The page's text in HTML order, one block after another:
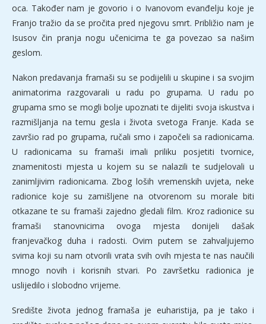
oca. Također nam je govorio i o Ivanovom evanđelju koje je
Franjo tražio da se pročita pred njegovu smrt. Približio nam je
Isusov čin pranja nogu učenicima te ga povezao sa našim
geslom.
Nakon predavanja framaši su se podijelili u skupine i sa svojim
animatorima razgovarali u radu po grupama. U radu po
grupama smo se mogli bolje upoznati te dijeliti svoja iskustva i
razmišljanja na temu gesla i života svetoga Franje. Kada se
završio rad po grupama, ručali smo i započeli sa radionicama.
U radionicama su framaši imali priliku posjetiti tvornice,
znamenitosti mjesta u kojem su se nalazili te sudjelovali u
zanimljivim radionicama. Zbog loših vremenskih uvjeta, neke
radionice koje su zamišljene na otvorenom su morale biti
otkazane te su framaši zajedno gledali film. Kroz radionice su
framaši stanovnicima ovoga mjesta donijeli dašak
franjevačkog duha i radosti. Ovim putem se zahvaljujemo
svima koji su nam otvorili vrata svih ovih mjesta te nas naučili
mnogo novih i korisnih stvari. Po završetku radionica je
uslijedilo i slobodno vrijeme.
Središte života jednog framaša je euharistija, pa je tako i